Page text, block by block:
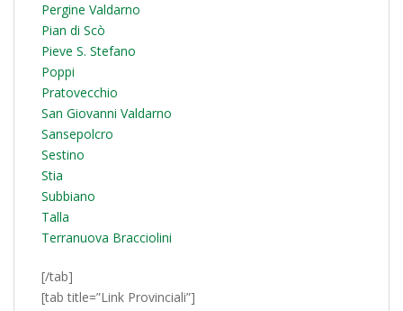
Pergine Valdarno
Pian di Scò
Pieve S. Stefano
Poppi
Pratovecchio
San Giovanni Valdarno
Sansepolcro
Sestino
Stia
Subbiano
Talla
Terranuova Bracciolini
[/tab]
[tab title=”Link Provinciali”]